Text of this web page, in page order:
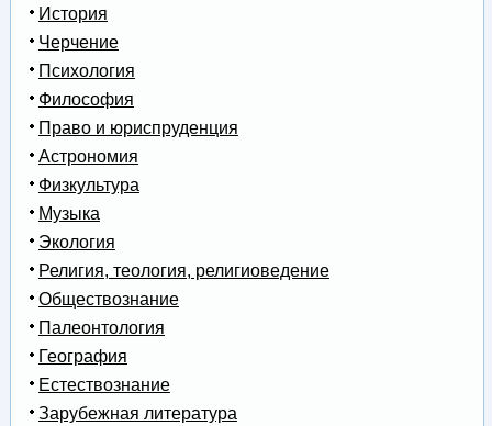
История
Черчение
Психология
Философия
Право и юриспруденция
Астрономия
Физкультура
Музыка
Экология
Религия, теология, религиоведение
Обществознание
Палеонтология
География
Естествознание
Зарубежная литература